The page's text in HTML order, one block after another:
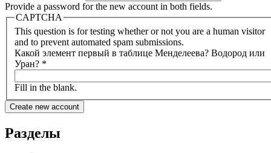
Provide a password for the new account in both fields.
CAPTCHA
This question is for testing whether or not you are a human visitor
and to prevent automated spam submissions.
Какой элемент первый в таблице Менделеева? Водород или
Уран? *
Fill in the blank.
Разделы